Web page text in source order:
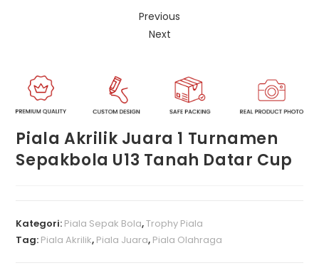
Previous
Next
Piala Akrilik Juara 1 Turnamen
Sepakbola U13 Tanah Datar Cup
Kategori: Piala Sepak Bola,Trophy Piala
Tag: Piala Akrilik, Piala Juara, Piala Olahraga